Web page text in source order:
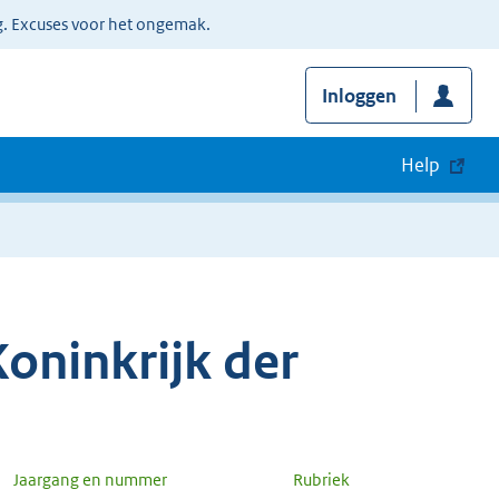
voor het ongemak.
Inloggen
Help
der
Jaargang en nummer Rubriek